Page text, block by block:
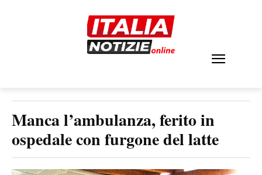
Manca l’ambulanza, ferito in
ospedale con furgone del latte